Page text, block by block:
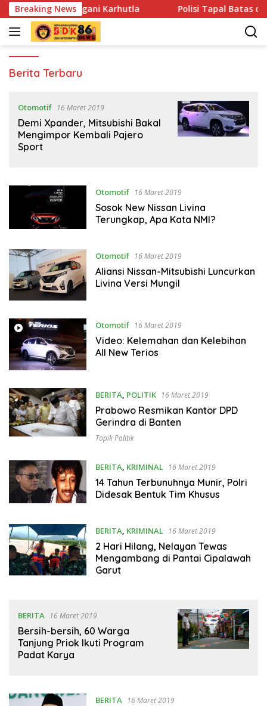
Langsung
ke
konten
Breaking News
Tangani Karhutla Polisi Tapal Batas dan
bidik86.com
Berita Terbaru
Otomotif 16 Maret 2019
Demi Xpander, Mitsubishi Bakal
Mengimpor Kembali Pajero
Sport
Otomotif 16 Maret 2019
Sosok New Nissan Livina
Terungkap, Apa Kata NMI?
Otomotif 16 Maret 2019
Aliansi Nissan-Mitsubishi Luncurkan
Livina Versi Mungil
Otomotif 16 Maret 2019
Video: Kelemahan dan Kelebihan
All New Terios
BERITA, POLITIK 16 Maret 2019
Prabowo Resmikan Kantor DPD
Gerindra di Banten
Topik Politik
BERITA, KRIMINAL 16 Maret 2019
14 Tahun Terbunuhnya Munir, Polri
Didesak Bentuk Tim Khusus
BERITA, KRIMINAL 16 Maret 2019
2 Hari Hilang, Nelayan Tewas
Mengambang di Pantai Cipalawah
Garut
BERITA 16 Maret 2019
Bersih-bersih, 60 Warga
Tanjung Priok Ikuti Program
Padat Karya
BERITA 16 Maret 2019